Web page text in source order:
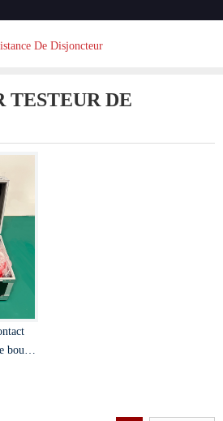
De Disjoncteur
TESTEUR DE
boucle